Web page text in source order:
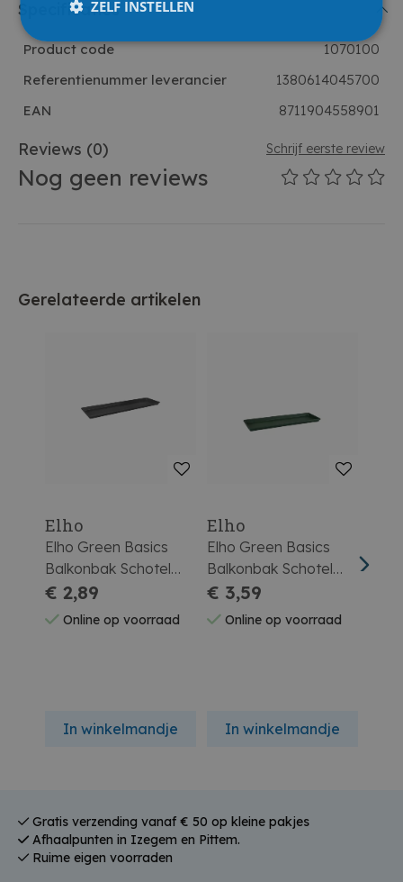
Specificaties
Product code
1070100
Referentienummer leverancier
1380614045700
EAN
8711904558901
Reviews (0) Schrijf eerste review
Nog geen reviews
Gerelateerde artikelen
Elho
Elho Green Basics
Balkonbak Schotel
40cm Blad Groen
€ 2,89
Online op voorraad
In winkelmandje
Elho
Elho Green Basics
Balkonbak Schotel
50cm Blad Groen
€ 3,59
Online op voorraad
In winkelmandje
Gratis verzending vanaf € 50 op kleine pakjes
Afhaalpunten in Izegem en Pittem.
Ruime eigen voorraden
ZELF INSTELLEN